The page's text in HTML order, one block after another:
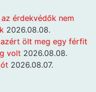
érdekvédők nem
2026.08.08.
ölt meg egy férfit
volt 2026.08.08.
2026.08.07.